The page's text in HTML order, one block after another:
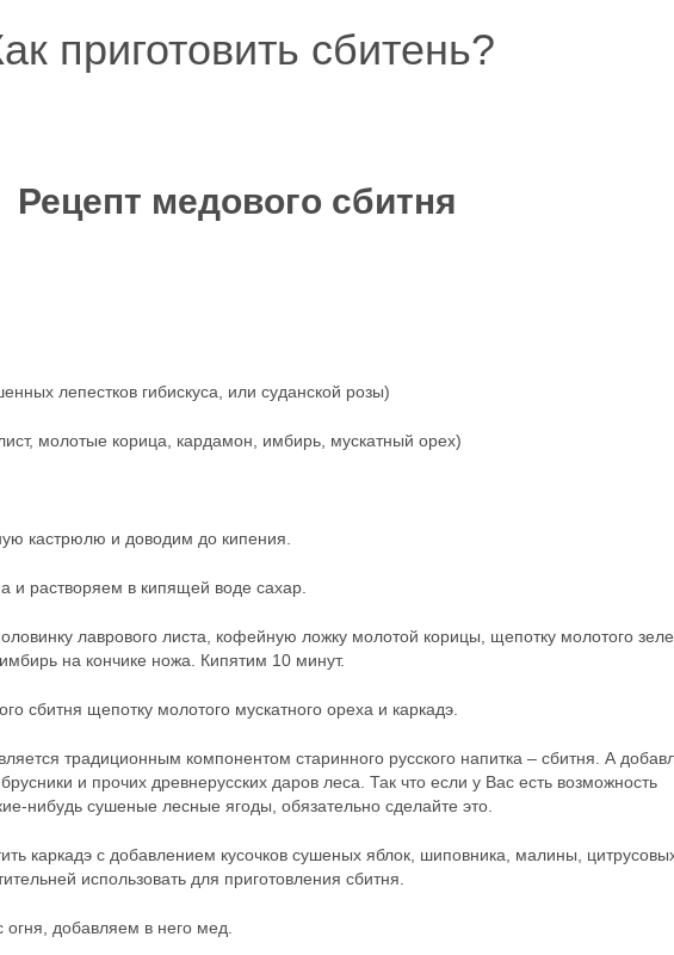
приготовить сбитень?
Рецепт медового сбитня
лепестков гибискуса, или суданской розы)
молотые корица, кардамон, имбирь, мускатный орех)
кастрюлю и доводим до кипения.
растворяем в кипящей воде сахар.
лаврового листа, кофейную ложку молотой корицы, щепотку молотого
на кончике ножа. Кипятим 10 минут.
сбитня щепотку молотого мускатного ореха и каркадэ.
традиционным компонентом старинного русского напитка – сбитня. А
и прочих древнерусских даров леса. Так что если у Вас есть возможность
нибудь сушеные лесные ягоды, обязательно сделайте это.
каркадэ с добавлением кусочков сушеных яблок, шиповника, малины,
использовать для приготовления сбитня.
огня, добавляем в него мед.